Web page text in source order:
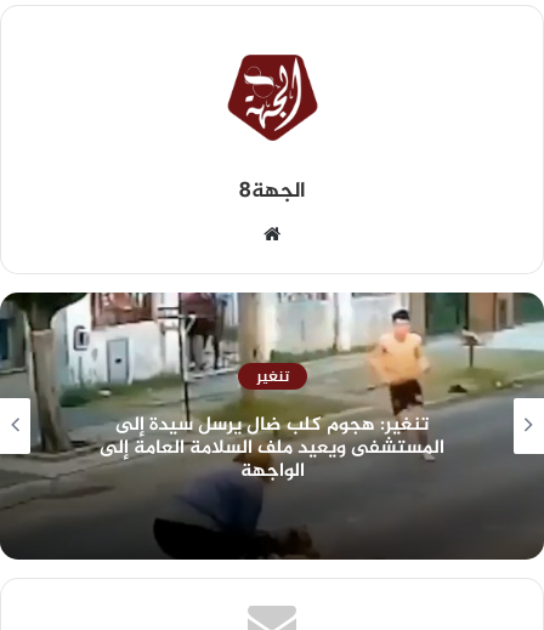
الجهة8
تنغير
تنغير: هجوم كلب ضال يرسل سيدة إلى
المستشفى ويعيد ملف السلامة العامة إلى
الواجهة